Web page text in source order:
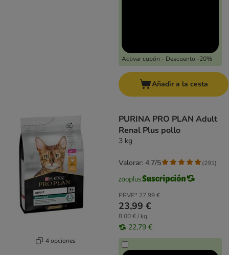
Activar cupón - Descuento -20%
Añadir a la cesta
4 opciones
PURINA PRO PLAN Adult
Renal Plus pollo
3 kg
PRVP* 27,99 €
23,99 €
8,00 € / kg
22,79 €
Valorar: 4.7/5 (291)